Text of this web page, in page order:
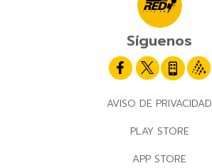
Síguenos
AVISO DE PRIVACIDAD
PLAY STORE
APP STORE